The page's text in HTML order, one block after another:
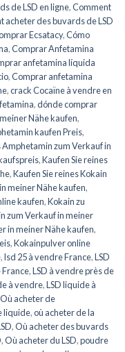
de LSD en ligne,Comment
acheter des buvards de LSD
Ecsatacy,Cómo
,Comprar Anfetamina
anfetamina líquida
,Comprar anfetamina
,crack Cocaïne à vendre en
,dónde comprar
Nähe kaufen,
kaufen Preis,
Amphetamin zum Verkauf in
,Kaufen Sie reines
,Kaufen Sie reines Kokain
meiner Nähe kaufen,
kaufen,Kokain zu
zum Verkauf in meiner
in meiner Nähe kaufen,
,Kokainpulver online
,lsd 25 à vendre France,LSD
France,LSD à vendre près de
à vendre,LSD liquide à
Où acheter de
liquide,où acheter de la
,Où acheter des buvards
,Où acheter du LSD,poudre